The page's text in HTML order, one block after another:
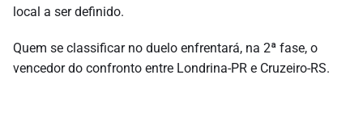
local a ser definido.
Quem se classificar no duelo enfrentará, na 2ª fase, o
vencedor do confronto entre Londrina-PR e Cruzeiro-RS.